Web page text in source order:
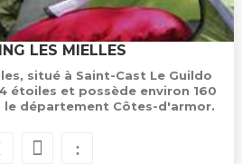
LES MIELLES
situé à Saint-Cast Le Guildo
étoiles et possède environ 160
le département Côtes-d'armor.